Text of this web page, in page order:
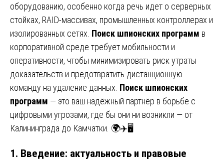
оборудованию, особенно когда речь идет о серверных
стойках, RAID-массивах, промышленных контроллерах и
изолированных сетях. Поиск шпионских программ в
корпоративной среде требует мобильности и
оперативности, чтобы минимизировать риск утраты
доказательств и предотвратить дистанционную
команду на удаление данных. Поиск шпионских
программ — это ваш надёжный партнёр в борьбе с
цифровыми угрозами, где бы они ни возникли — от
Калининграда до Камчатки. 🌍✈️🖥️
1. Введение: актуальность и правовые